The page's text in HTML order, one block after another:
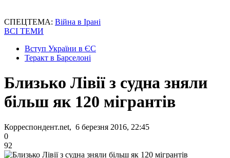
СПЕЦТЕМА: Війна в Ірані
ВСІ ТЕМИ
Вступ України в ЄС
Теракт в Барселоні
Близько Лівії з судна зняли
більш як 120 мігрантів
Корреспондент.net, 6 березня 2016, 22:45
0
92